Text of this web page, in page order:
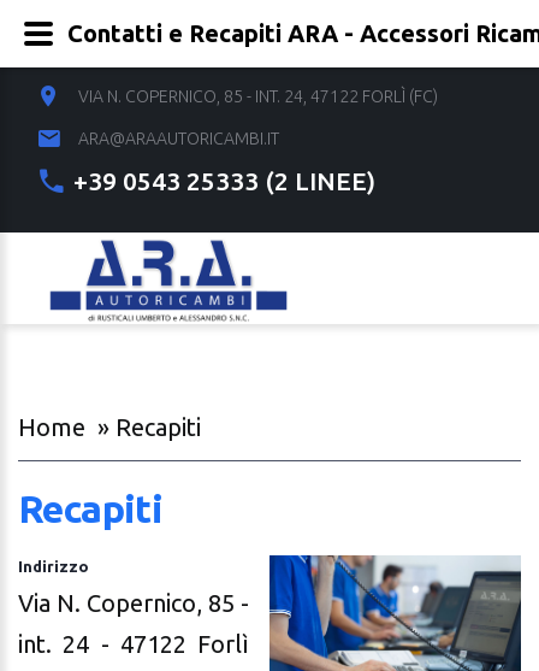
VIA N. COPERNICO, 85 - INT. 24, 47122 FORLÌ (FC)
ARA@ARAAUTORICAMBI.IT
+39 0543 25333 (2 LINEE)
Home » Recapiti
Recapiti
Indirizzo
Via N. Copernico, 85 -
int. 24 - 47122 Forlì
Contatti e Recapiti ARA - Accessori